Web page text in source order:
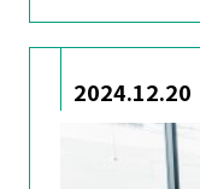
2024.12.20